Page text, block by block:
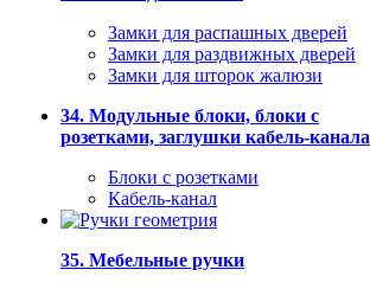
Замки для распашных дверей
Замки для раздвижных дверей
Замки для шторок жалюзи
34. Модульные блоки, блоки с
розетками, заглушки кабель-канала
Блоки с розетками
Кабель-канал
35. Мебельные ручки